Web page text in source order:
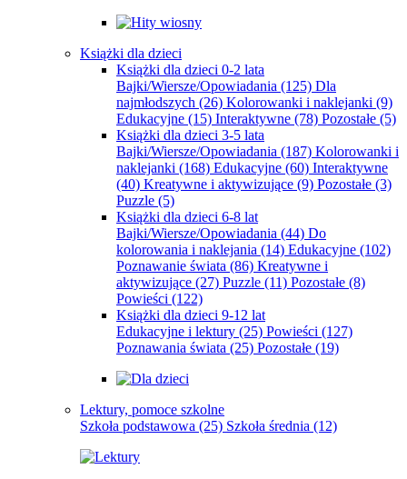
Książki dla dzieci
Książki dla dzieci 0-2 lata
Bajki/Wiersze/Opowiadania (125) Dla
najmłodszych (26) Kolorowanki i naklejanki (9)
Edukacyjne (15) Interaktywne (78) Pozostałe (5)
Książki dla dzieci 3-5 lata
Bajki/Wiersze/Opowiadania (187) Kolorowanki i
naklejanki (168) Edukacyjne (60) Interaktywne
(40) Kreatywne i aktywizujące (9) Pozostałe (3)
Puzzle (5)
Książki dla dzieci 6-8 lat
Bajki/Wiersze/Opowiadania (44) Do
kolorowania i naklejania (14) Edukacyjne (102)
Poznawanie świata (86) Kreatywne i
aktywizujące (27) Puzzle (11) Pozostałe (8)
Powieści (122)
Książki dla dzieci 9-12 lat
Edukacyjne i lektury (25) Powieści (127)
Poznawania świata (25) Pozostałe (19)
Lektury, pomoce szkolne
Szkoła podstawowa (25) Szkoła średnia (12)